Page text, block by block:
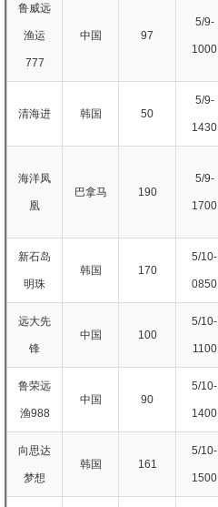
鲁威远
渔运
777
中国 97
5/9-
1000
清海进 韩国 50
5/9-
1430
海洋凤
凰
巴拿马 190
5/9-
1700
新石岛
明珠
韩国 170
5/10-
0850
远大先
锋
中国 100
5/10-
1100
鲁荣远
渔988
中国 90
5/10-
1400
向思达
梦想
韩国 161
5/10-
1500